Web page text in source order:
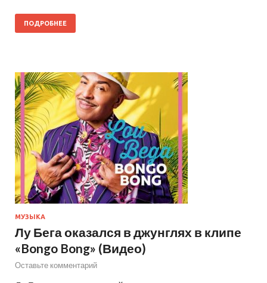
ПОДРОБНЕЕ
МУЗЫКА
Лу Бега оказался в джунглях в клипе
«Bongo Bong» (Видео)
Оставьте комментарий